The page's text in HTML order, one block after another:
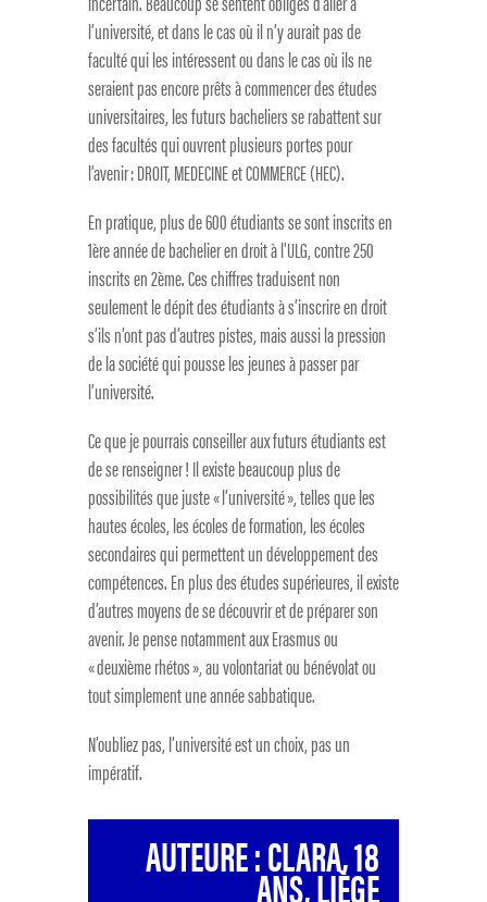
l’université, et dans le cas où il n’y aurait pas de
faculté qui les intéressent ou dans le cas où ils ne
seraient pas encore prêts à commencer des études
universitaires, les futurs bacheliers se rabattent sur
des facultés qui ouvrent plusieurs portes pour
l’avenir : DROIT, MEDECINE et COMMERCE (HEC).
En pratique, plus de 600 étudiants se sont inscrits en
1èreannée de bachelier en droit à l’ULG, contre 250
inscrits en 2ème. Ces chiffres traduisent non
seulement le dépit des étudiants à s’inscrire en droit
s’ils n’ont pas d’autres pistes, mais aussi la pression
de la société qui pousse les jeunes à passer par
l’université.
Ce que je pourrais conseiller aux futurs étudiants est
de se renseigner ! Il existe beaucoup plus de
possibilités que juste « l’université », telles que les
hautes écoles, les écoles de formation, les écoles
secondaires qui permettent un développement des
compétences. En plus des études supérieures, il existe
d’autres moyens de se découvrir et de préparer son
avenir. Je pense notamment aux Erasmus ou
« deuxième rhétos », au volontariat ou bénévolat ou
tout simplement une année sabbatique.
N’oubliez pas, l’université est un choix, pas un
impératif.
AUTEURE : CLARA, 18
ANS, LIÈGE